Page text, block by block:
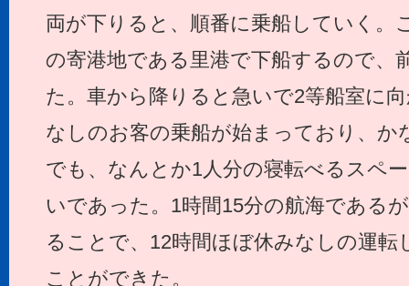
両が下りると、順番に乗船していく。
の寄港地である里港で下船するので、
た。車から降りると急いで2等船室に
なしのお客の乗船が始まっており、か
でも、なんとか1人分の寝転べるスペ
いであった。1時間15分の航海である
ることで、12時間ほぼ休みなしの運
ことができた。